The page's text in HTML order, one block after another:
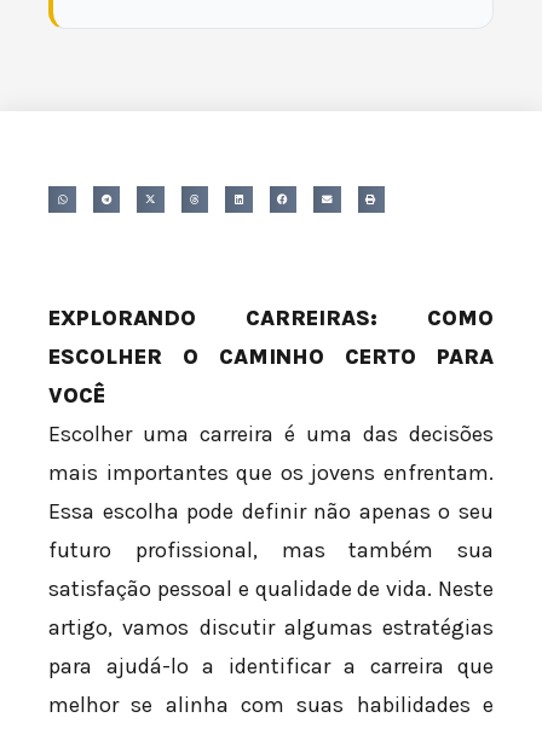
EXPLORANDO CARREIRAS: COMO
ESCOLHER O CAMINHO CERTO PARA
VOCÊ
Escolher uma carreira é uma das decisões
mais importantes que os jovens enfrentam.
Essa escolha pode definir não apenas o seu
futuro profissional, mas também sua
satisfação pessoal e qualidade de vida. Neste
artigo, vamos discutir algumas estratégias
para ajudá-lo a identificar a carreira que
melhor se alinha com suas habilidades e